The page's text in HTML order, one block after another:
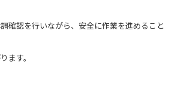
確認を行いながら、安全に作業を進めること
ます。